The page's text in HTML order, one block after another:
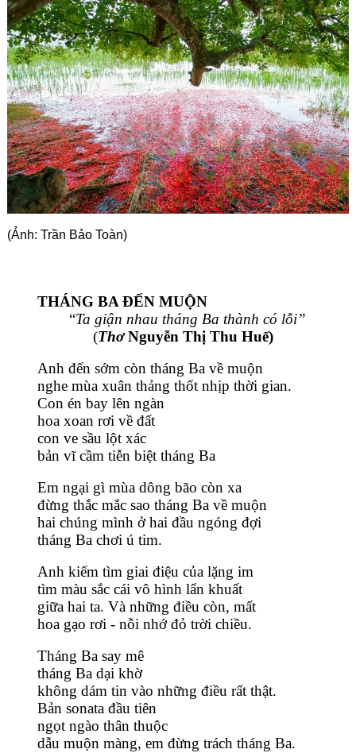
Góc chia sẻ
Liên hệ
Tìm kiếm
(Ảnh: Trần Bảo Toàn)
THÁNG BA ĐẾN MUỘN
“Ta giận nhau tháng Ba thành có lỗi”
(Thơ Nguyễn Thị Thu Huế)
Anh đến sớm còn tháng Ba về muộn
nghe mùa xuân thảng thốt nhịp thời gian.
Con én bay lên ngàn
hoa xoan rơi về đất
con ve sầu lột xác
bản vĩ cầm tiễn biệt tháng Ba
Em ngại gì mùa dông bão còn xa
đừng thắc mắc sao tháng Ba về muộn
hai chúng mình ở hai đầu ngóng đợi
tháng Ba chơi ú tim.
Anh kiếm tìm giai điệu của lặng im
tìm màu sắc cái vô hình lẩn khuất
giữa hai ta. Và những điều còn, mất
hoa gạo rơi - nỗi nhớ đỏ trời chiều.
Tháng Ba say mê
tháng Ba dại khờ
không dám tin vào những điều rất thật.
Bản sonata đầu tiên
ngọt ngào thân thuộc
dẫu muộn màng, em đừng trách tháng Ba.